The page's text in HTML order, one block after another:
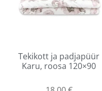
Tekikott ja padjapüür
Karu, roosa 120×90